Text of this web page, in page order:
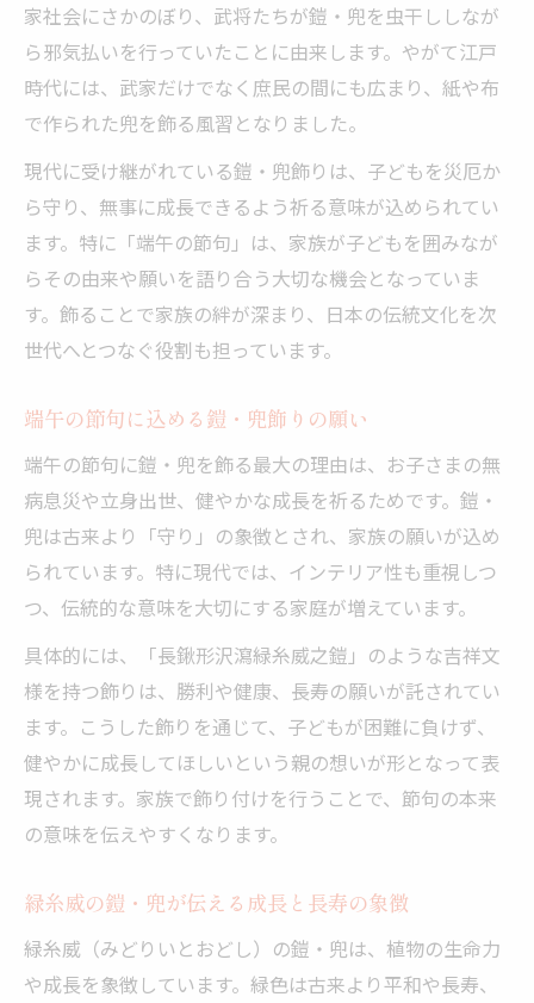
家社会にさかのぼり、武将たちが鎧・兜を虫干ししなが
ら邪気払いを行っていたことに由来します。やがて江戸
時代には、武家だけでなく庶民の間にも広まり、紙や布
で作られた兜を飾る風習となりました。
現代に受け継がれている鎧・兜飾りは、子どもを災厄か
ら守り、無事に成長できるよう祈る意味が込められてい
ます。特に「端午の節句」は、家族が子どもを囲みなが
らその由来や願いを語り合う大切な機会となっていま
す。飾ることで家族の絆が深まり、日本の伝統文化を次
世代へとつなぐ役割も担っています。
端午の節句に込める鎧・兜飾りの願い
端午の節句に鎧・兜を飾る最大の理由は、お子さまの無
病息災や立身出世、健やかな成長を祈るためです。鎧・
兜は古来より「守り」の象徴とされ、家族の願いが込め
られています。特に現代では、インテリア性も重視しつ
つ、伝統的な意味を大切にする家庭が増えています。
具体的には、「長鍬形沢瀉緑糸威之鎧」のような吉祥文
様を持つ飾りは、勝利や健康、長寿の願いが託されてい
ます。こうした飾りを通じて、子どもが困難に負けず、
健やかに成長してほしいという親の想いが形となって表
現されます。家族で飾り付けを行うことで、節句の本来
の意味を伝えやすくなります。
緑糸威の鎧・兜が伝える成長と長寿の象徴
緑糸威（みどりいとおどし）の鎧・兜は、植物の生命力
や成長を象徴しています。緑色は古来より平和や長寿、